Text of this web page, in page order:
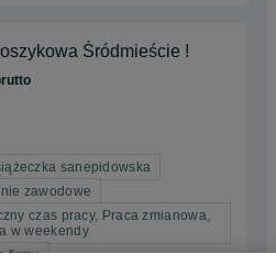
Śródmieście !
sanepidowska
zawodowe
czas pracy, Praca zmianowa,
w weekendy
firmy